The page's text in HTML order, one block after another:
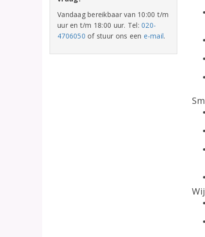
Vandaag bereikbaar van 10:00 t/m
uur en t/m 18:00 uur. Tel:020-
4706050 of stuur ons een e-mail.